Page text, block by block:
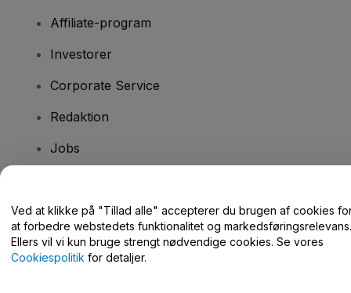
Affiliate-program
Investorer
Corporate Service
Redaktion
Jobs
Har du spørgsmål?
Hjælpecenter / Kontakt os
Ved at klikke på "Tillad alle" accepterer du brugen af cookies
at forbedre webstedets funktionalitet og markedsføringsrelevans.
Ellers vil vi kun bruge strengt nødvendige cookies. Se vores
Cookiespolitik for detaljer.